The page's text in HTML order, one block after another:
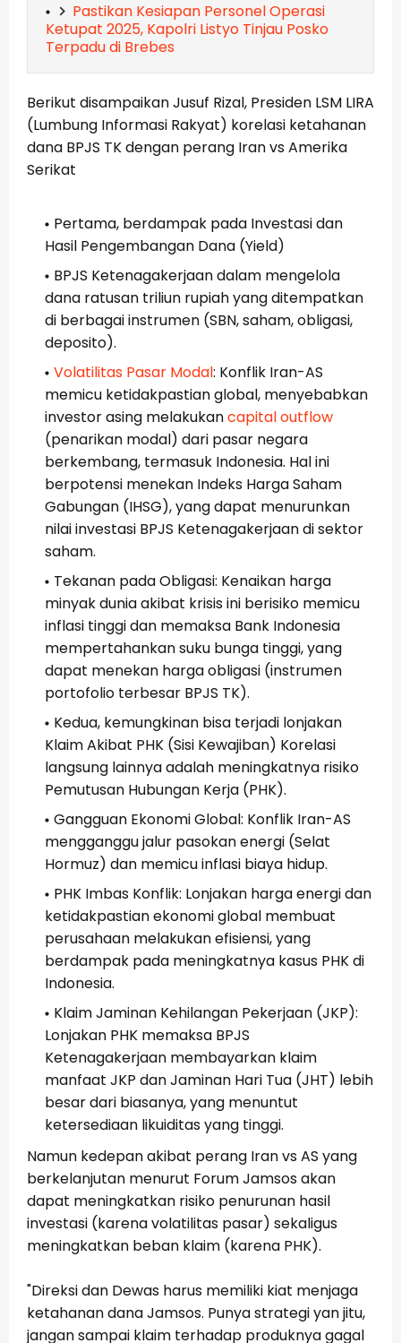
Pastikan Kesiapan Personel Operasi
Ketupat 2025, Kapolri Listyo Tinjau Posko
Terpadu di Brebes
Berikut disampaikan Jusuf Rizal, Presiden LSM LIRA
(Lumbung Informasi Rakyat) korelasi ketahanan
dana BPJS TK dengan perang Iran vs Amerika
Serikat
Pertama, berdampak pada Investasi dan
Hasil Pengembangan Dana (Yield)
BPJS Ketenagakerjaan dalam mengelola
dana ratusan triliun rupiah yang ditempatkan
di berbagai instrumen (SBN, saham, obligasi,
deposito).
Volatilitas Pasar Modal: Konflik Iran-AS
memicu ketidakpastian global, menyebabkan
investor asing melakukancapital outflow
(penarikan modal) dari pasar negara
berkembang, termasuk Indonesia. Hal ini
berpotensi menekan Indeks Harga Saham
Gabungan (IHSG), yang dapat menurunkan
nilai investasi BPJS Ketenagakerjaan di sektor
saham.
Tekanan pada Obligasi: Kenaikan harga
minyak dunia akibat krisis ini berisiko memicu
inflasi tinggi dan memaksa Bank Indonesia
mempertahankan suku bunga tinggi, yang
dapat menekan harga obligasi (instrumen
portofolio terbesar BPJS TK).
Kedua, kemungkinan bisa terjadi lonjakan
Klaim Akibat PHK (Sisi Kewajiban) Korelasi
langsung lainnya adalah meningkatnya risiko
Pemutusan Hubungan Kerja (PHK).
Gangguan Ekonomi Global: Konflik Iran-AS
mengganggu jalur pasokan energi (Selat
Hormuz) dan memicu inflasi biaya hidup.
PHK Imbas Konflik: Lonjakan harga energi dan
ketidakpastian ekonomi global membuat
perusahaan melakukan efisiensi, yang
berdampak pada meningkatnya kasus PHK di
Indonesia.
Klaim Jaminan Kehilangan Pekerjaan (JKP):
Lonjakan PHK memaksa BPJS
Ketenagakerjaan membayarkan klaim
manfaat JKP dan Jaminan Hari Tua (JHT) lebih
besar dari biasanya, yang menuntut
ketersediaan likuiditas yang tinggi.
Namun kedepan akibat perang Iran vs AS yang
berkelanjutan menurut Forum Jamsos akan
dapat meningkatkan risiko penurunan hasil
investasi (karena volatilitas pasar) sekaligus
meningkatkan beban klaim (karena PHK).
"Direksi dan Dewas harus memiliki kiat menjaga
ketahanan dana Jamsos. Punya strategi yan jitu,
jangan sampai klaim terhadap produknya gagal